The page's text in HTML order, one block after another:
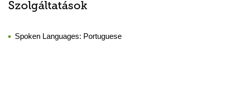
Szolgáltatások
Spoken Languages: Portuguese